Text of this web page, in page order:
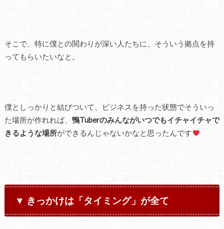
そこで、特に僕との関わりが深い人たちに、そういう拠点を持
ってもらいたいなと。
僕としっかりと結びついて、ビジネスを持った状態でそういっ
た場所が作れれば、 鴨Tuberのみんながいつでもイチャイチャで
きるような場所ができるんじゃないかなと思ったんです
▼ きっかけは「タイミング」が全て